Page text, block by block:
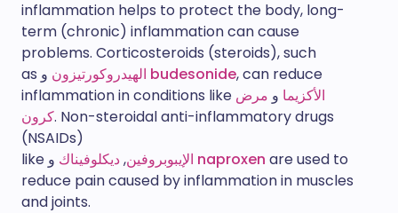
inflammation helps to protect the body, long-
term (chronic) inflammation can cause
problems. Corticosteroids (steroids), such
as
الهيدروكورتيزون budesonide, can reduce
inflammation in conditions like
الأكزيما و مرض
كرون. Non-steroidal anti-inflammatory drugs
(NSAIDs)
like
الإيبوبروفين,ديكلوفيناك naproxen are used to
reduce pain caused by inflammation in muscles
and joints.